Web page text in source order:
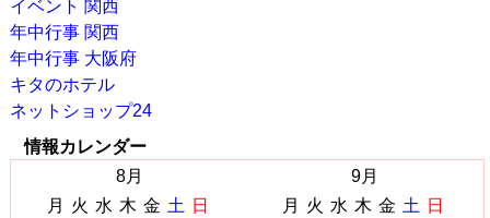
イベント 関西
年中行事 関西
年中行事 大阪府
キタのホテル
ネットショップ24
情報カレンダー
8月
月
火 水 木 金 土
日
9月
月
火 水 木 金 土
日